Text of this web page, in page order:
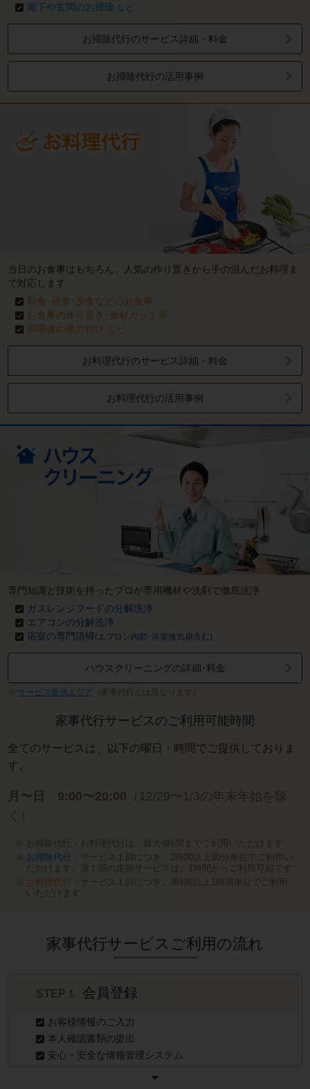
廊下や玄関のお掃除 など
お掃除代行のサービス詳細・料金
お掃除代行の活用事例
当日のお食事はもちろん、人気の作り置きから手の混んだお料理ま
で対応します
朝食･昼食･夕食などのお食事
お食事の作り置き･食材カット等
調理後の後片付け など
お料理代行のサービス詳細・料金
お料理代行の活用事例
専門知識と技術を持ったプロが専用機材や洗剤で徹底洗浄
ガスレンジフードの分解洗浄
エアコンの分解洗浄
浴室の専門清掃(エプロン内部･浴室換気扇含む)
ハウスクリーニングの詳細･料金
サービス提供エリア （家事代行とは異なります）
家事代行サービスのご利用可能時間
全てのサービスは、以下の曜日・時間でご提供しておりま
す。
月〜日 9:00〜20:00 （12/29〜1/3の年末年始を除
く）
お掃除代行・お料理代行は、最大4時間までご利用いただけます
お掃除代行 ：サービス１回につき、2時間以上30分単位でご利用い
ただけます。週１回の定期サービスは、1時間からご利用可能です
お料理代行 ：サービス１回につき、3時間以上1時間単位でご利用
いただけます
家事代行サービスご利用の流れ
STEP１ 会員登録
お客様情報のご入力
本人確認書類の提出
安心・安全な情報管理システム